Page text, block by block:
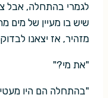
לגמרי בהתחלה, אבל
שיש בו מעיין של מים
מזהיר, אז יצאנו
"את מי?"
"בהתחלה הם היו